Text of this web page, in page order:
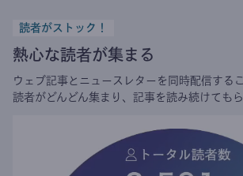
読者がストック！
熱心な読者が集まる
ウェブ記事とニュースレターを同時配信する
読者がどんどん集まり、記事を読み続けてもら